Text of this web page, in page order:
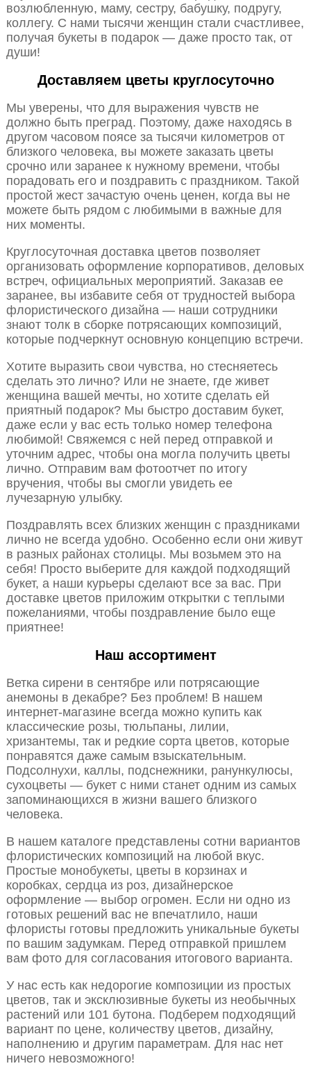
возлюбленную, маму, сестру, бабушку, подругу,
коллегу. С нами тысячи женщин стали счастливее,
получая букеты в подарок — даже просто так, от
души!
Доставляем цветы круглосуточно
Мы уверены, что для выражения чувств не
должно быть преград. Поэтому, даже находясь в
другом часовом поясе за тысячи километров от
близкого человека, вы можете заказать цветы
срочно или заранее к нужному времени, чтобы
порадовать его и поздравить с праздником. Такой
простой жест зачастую очень ценен, когда вы не
можете быть рядом с любимыми в важные для
них моменты.
Круглосуточная доставка цветов позволяет
организовать оформление корпоративов, деловых
встреч, официальных мероприятий. Заказав ее
заранее, вы избавите себя от трудностей выбора
флористического дизайна — наши сотрудники
знают толк в сборке потрясающих композиций,
которые подчеркнут основную концепцию встречи.
Хотите выразить свои чувства, но стесняетесь
сделать это лично? Или не знаете, где живет
женщина вашей мечты, но хотите сделать ей
приятный подарок? Мы быстро доставим букет,
даже если у вас есть только номер телефона
любимой! Свяжемся с ней перед отправкой и
уточним адрес, чтобы она могла получить цветы
лично. Отправим вам фотоотчет по итогу
вручения, чтобы вы смогли увидеть ее
лучезарную улыбку.
Поздравлять всех близких женщин с праздниками
лично не всегда удобно. Особенно если они живут
в разных районах столицы. Мы возьмем это на
себя! Просто выберите для каждой подходящий
букет, а наши курьеры сделают все за вас. При
доставке цветов приложим открытки с теплыми
пожеланиями, чтобы поздравление было еще
приятнее!
Наш ассортимент
Ветка сирени в сентябре или потрясающие
анемоны в декабре? Без проблем! В нашем
интернет-магазине всегда можно купить как
классические розы, тюльпаны, лилии,
хризантемы, так и редкие сорта цветов, которые
понравятся даже самым взыскательным.
Подсолнухи, каллы, подснежники, ранункулюсы,
сухоцветы — букет с ними станет одним из самых
запоминающихся в жизни вашего близкого
человека.
В нашем каталоге представлены сотни вариантов
флористических композиций на любой вкус.
Простые монобукеты, цветы в корзинах и
коробках, сердца из роз, дизайнерское
оформление — выбор огромен. Если ни одно из
готовых решений вас не впечатлило, наши
флористы готовы предложить уникальные букеты
по вашим задумкам. Перед отправкой пришлем
вам фото для согласования итогового варианта.
У нас есть как недорогие композиции из простых
цветов, так и эксклюзивные букеты из необычных
растений или 101 бутона. Подберем подходящий
вариант по цене, количеству цветов, дизайну,
наполнению и другим параметрам. Для нас нет
ничего невозможного!